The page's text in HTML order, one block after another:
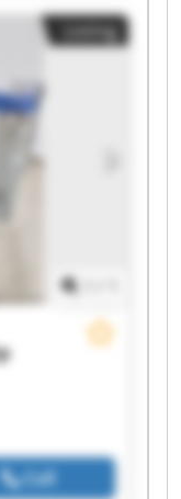
Gép Kft
Gép Kft Listing
Call